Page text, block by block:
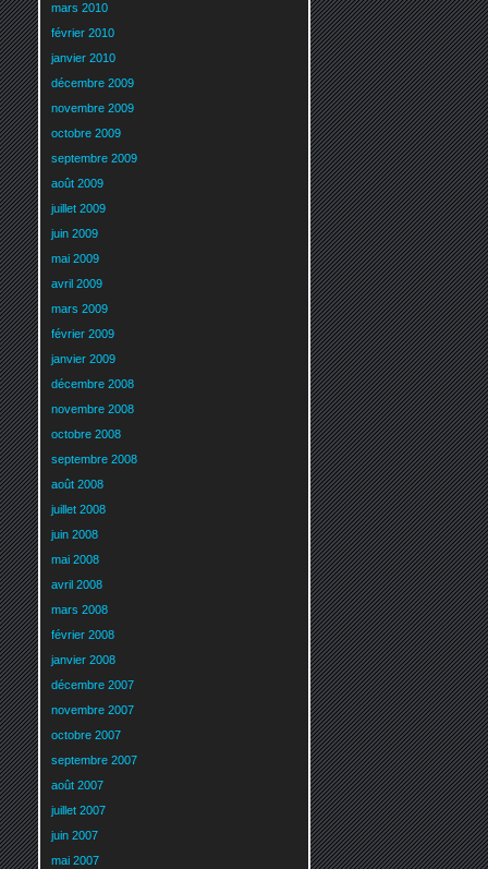
mars 2010
février 2010
janvier 2010
décembre 2009
novembre 2009
octobre 2009
septembre 2009
août 2009
juillet 2009
juin 2009
mai 2009
avril 2009
mars 2009
février 2009
janvier 2009
décembre 2008
novembre 2008
octobre 2008
septembre 2008
août 2008
juillet 2008
juin 2008
mai 2008
avril 2008
mars 2008
février 2008
janvier 2008
décembre 2007
novembre 2007
octobre 2007
septembre 2007
août 2007
juillet 2007
juin 2007
mai 2007